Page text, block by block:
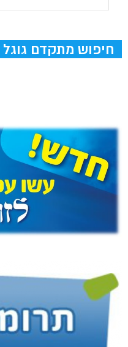
חיפוש מתקדם גוגל